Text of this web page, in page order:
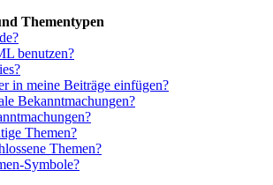
Thementypen
benutzen?
in meine Beiträge einfügen?
Bekanntmachungen?
Themen?
Themen?
Symbole?